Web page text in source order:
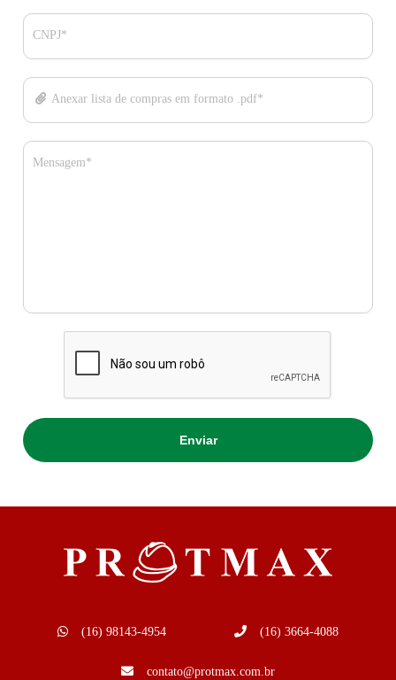
CNPJ*
Anexar lista de compras em formato .pdf*
Mensagem*
(16) 98143-4954 (16) 3664-4088
contato@protmax.com.br